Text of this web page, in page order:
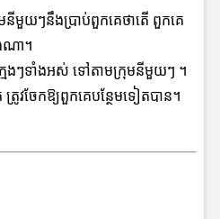
មនីមួយៗនឹងប្រាប់ពួកគេថាតើ ពួកគេ
ណា។
េងៗទាំងអស់ ទៅតាមក្រុមនីមួយៗ ។
វចែកឱ្យពួកគេបន្ថែមទៀតបាន។